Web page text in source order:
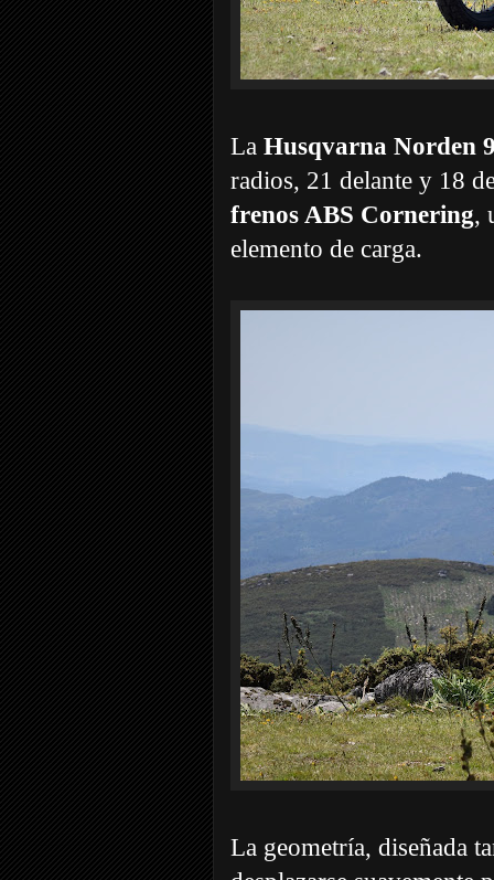
La Husqvarna Norden
radios, 21 delante y 18
frenos ABS Cornering,
elemento de carga.
La geometría, diseñada